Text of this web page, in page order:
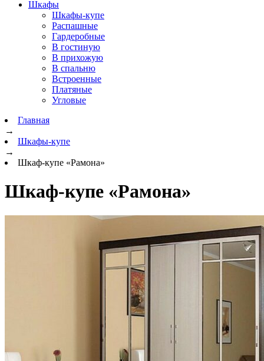
Шкафы
Шкафы-купе
Распашные
Гардеробные
В гостиную
В прихожую
В спальню
Встроенные
Платяные
Угловые
Главная
→
Шкафы-купе
→
Шкаф-купе «Рамона»
Шкаф-купе «Рамона»